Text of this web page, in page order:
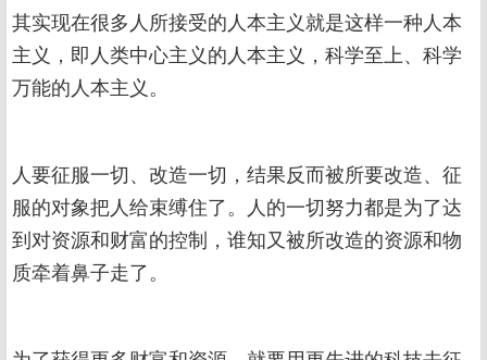
其实现在很多人所接受的人本主义就是这样一种人本
主义，即人类中心主义的人本主义，科学至上、科学
万能的人本主义。
人要征服一切、改造一切，结果反而被所要改造、征
服的对象把人给束缚住了。人的一切努力都是为了达
到对资源和财富的控制，谁知又被所改造的资源和物
质牵着鼻子走了。